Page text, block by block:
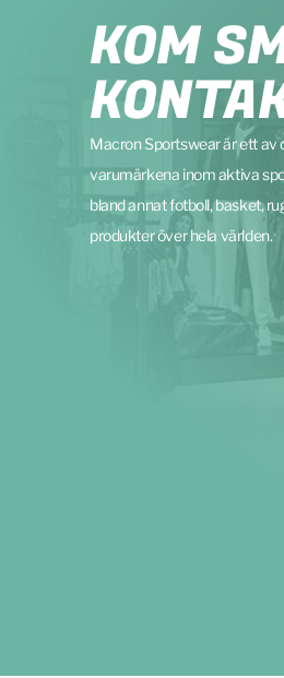
KOM
Macron Sportswear är ett av
varumärkena inom aktiva
bland annat fotboll, basket,
produkter över hela världen.